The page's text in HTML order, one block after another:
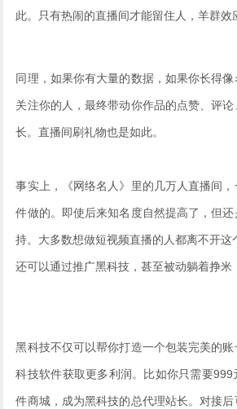
此。只有热闹的直播间才能留住人，羊群效
同理，如果你有大量的数据，如果你长得
关注你的人，最终带动你作品的点赞、评
长。直播间刷礼物也是如此。
事实上，《网络名人》里的几万人直播间
件做的。即使后来知名度自然提高了，但
持。大多数想做短视频直播的人都离不开这
还可以通过推广黑科技，甚至被动躺着挣米
黑科技不仅可以帮你打造一个包装完美的
科技软件获取更多利润。比如你只需要
件商城，成为黑科技的总代理站长。对接